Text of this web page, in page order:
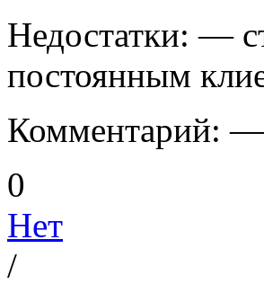
Недостатки: —
постоянным
Комментарий: —
0
Нет
/